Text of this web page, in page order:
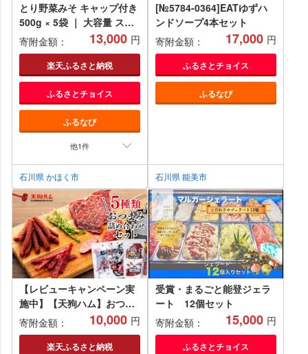
とり野菜みそ キャップ付き
500g × 5袋 ｜ 大容量 スパ
ウトパック とり野菜みそ 1
箱 鍋 味噌 鍋の素 鍋スープ
手軽 簡単調理 お味噌 おみ
そ みそ とり野菜 時短料理
時短ごはん 鍋セット 味噌味
ご当地 調味料 パウチ
寄附金額： 13,000 円
楽天ふるさと納税
ふるさとチョイス
ふるなび
他1件
石川県 かほく市
[№5784-0364]EATゆずハ
ンドソープ4本セット
寄附金額：
17,000 円
ふるさとチョイス
ふるなび
石川県 能美市
【レビューキャンペーン実
施中】【天狗ハム】おつま
み詰め合わせセット 石川 金
沢 加賀百万石 加賀 百万石
北陸 北陸復興 北陸支援
寄附金額： 10,000 円
楽天ふるさと納税
受賞・まるごと能登ジェラ
ート 12個セット
寄附金額：
15,000 円
ふるさとチョイス